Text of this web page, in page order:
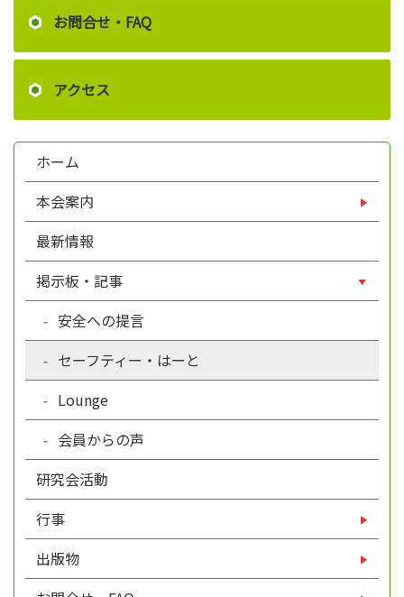
お問合せ・FAQ
アクセス
ホーム
本会案内
最新情報
掲示板・記事
安全への提言
セーフティー・はーと
Lounge
会員からの声
研究会活動
行事
出版物